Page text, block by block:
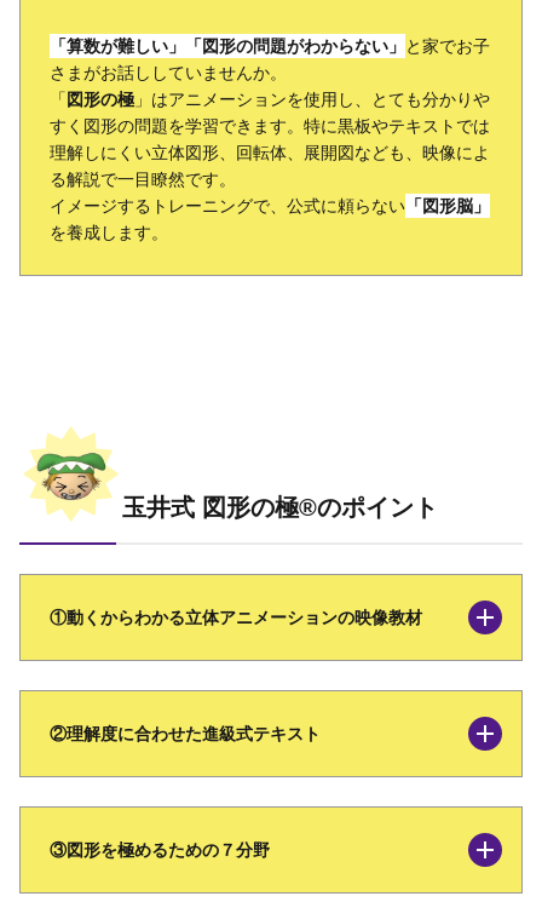
「算数が難しい 」「図形の問題がわからない 」 と家でお子
さまがお話ししていませんか。
「 図形の極 」はアニメーションを使用し、とても分かりや
すく図形の問題を学習できます。特に黒板やテキストでは
理解しにくい立体図形、回転体、展開図なども、映像によ
る解説で一目瞭然です。
イメージするトレーニングで、公式に頼らない 「図形脳 」
を養成します。
玉井式 図形の極®のポイント
①動くからわかる立体アニメーションの映像教材
②理解度に合わせた進級式テキスト
③図形を極めるための７分野